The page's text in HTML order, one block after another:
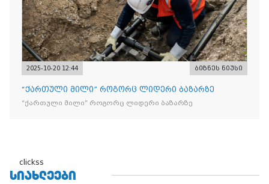
2025-10-20 12:44 ბიზნეს ნიუსი
“ქართული მილი” როგორც ლიდერი ბაზარზე
“ქართული მილი” როგორც ლიდერი ბაზარზე
clickss
ᲡᲘᲐᲮᲚᲔᲔᲑᲘ